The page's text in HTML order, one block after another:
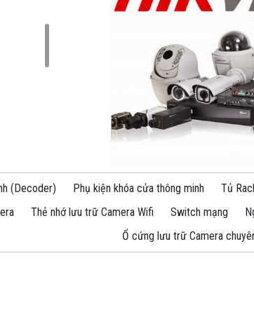
(Decoder) Phụ kiện khóa cửa thông minh Tủ
Thẻ nhớ lưu trữ Camera Wifi Switch mạng
Ổ cứng lưu trữ Camera